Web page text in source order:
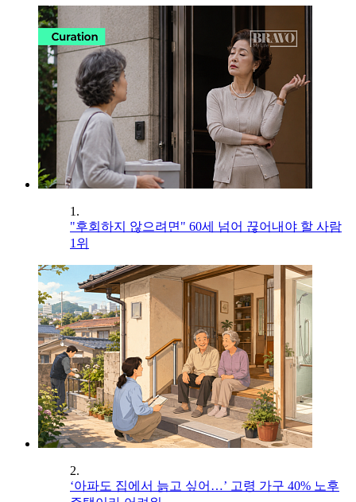
1.
"후회하지 않으려면" 60세 넘어 끊어내야 할 사람
1위
2.
‘아파도 집에서 늙고 싶어…’ 고령 가구 40% 노후